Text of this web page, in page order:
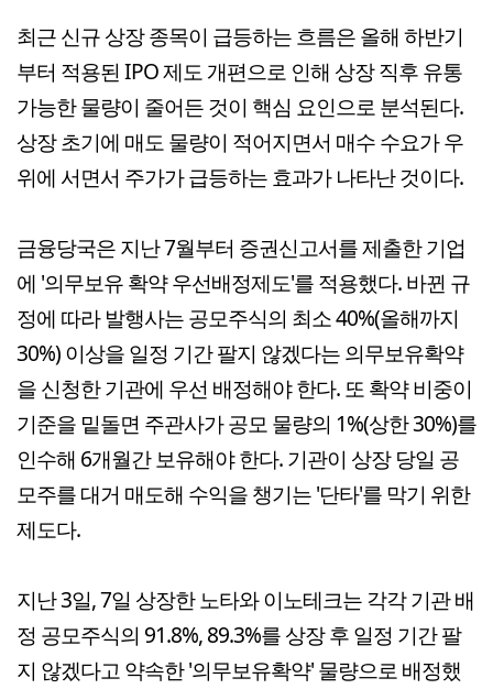
최근 신규 상장 종목이 급등하는 흐름은 올해 하반기
부터 적용된 IPO 제도 개편으로 인해 상장 직후 유통
가능한 물량이 줄어든 것이 핵심 요인으로 분석된다.
상장 초기에 매도 물량이 적어지면서 매수 수요가 우
위에 서면서 주가가 급등하는 효과가 나타난 것이다.
금융당국은 지난 7월부터 증권신고서를 제출한 기업
에 '의무보유 확약 우선배정제도'를 적용했다. 바뀐 규
정에 따라 발행사는 공모주식의 최소 40%(올해까지
30%) 이상을 일정 기간 팔지 않겠다는 의무보유확약
을 신청한 기관에 우선 배정해야 한다. 또 확약 비중이
기준을 밑돌면 주관사가 공모 물량의 1%(상한 30%)를
인수해 6개월간 보유해야 한다. 기관이 상장 당일 공
모주를 대거 매도해 수익을 챙기는 '단타'를 막기 위한
제도다.
지난 3일, 7일 상장한 노타와 이노테크는 각각 기관 배
정 공모주식의 91.8%, 89.3%를 상장 후 일정 기간 팔
지 않겠다고 약속한 '의무보유확약' 물량으로 배정했